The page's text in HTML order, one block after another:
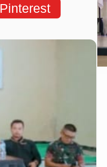
Pinterest